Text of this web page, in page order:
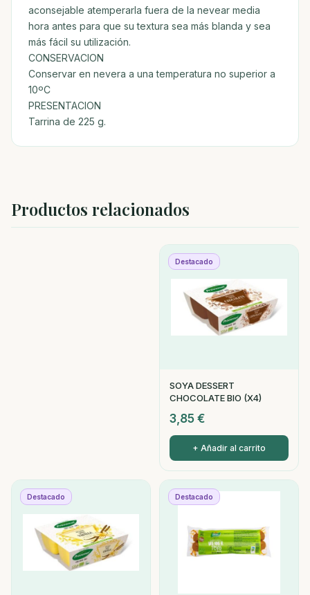
aconsejable atemperarla fuera de la nevear media
hora antes para que su textura sea más blanda y sea
más fácil su utilización.
CONSERVACION
Conservar en nevera a una temperatura no superior a
10ºC
PRESENTACION
Tarrina de 225 g.
Productos relacionados
Destacado
SOYA DESSERT
CHOCOLATE BIO (X4)
3,85 €
+ Añadir al carrito
Destacado Destacado